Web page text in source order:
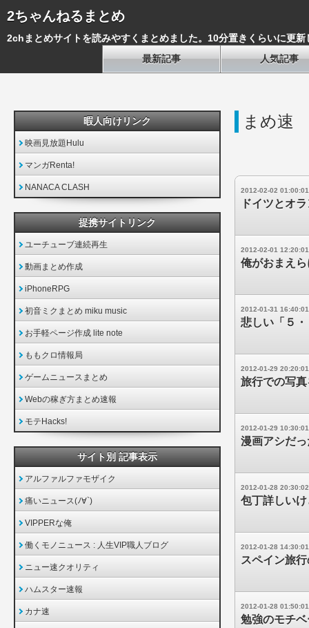
2ちゃんねるまとめ
2chまとめサイトを読みやすくまとめました。10分置きくらいに更新
最新記事
人気記事
まめ速
2012-02-02 01:00:01
ドイツとオ
2012-02-01 12:20:01
俺がおまえ
2012-01-31 16:40:01
悲しい「５
2012-01-29 20:20:01
旅行での写
2012-01-29 10:30:01
漫画アシだ
2012-01-28 20:30:02
包丁詳しい
2012-01-28 14:30:01
スペイン旅
2012-01-28 01:50:01
勉強のモチ
暇人向けリンク
映画見放題Hulu
マンガRenta!
NANACA CLASH
提携サイトリンク
ユーチューブ連続再生
動画まとめ作成
iPhoneRPG
初音ミクまとめ miku music
お手軽ページ作成 lite note
ももクロ情報局
ゲームニュースまとめ
Webの稼ぎ方まとめ速報
モテHacks!
サイト別 記事表示
アルファルファモザイク
痛いニュース(ﾉ∀`)
VIPPERな俺
働くモノニュース : 人生VIP職人ブログ
ニュー速クオリティ
ハムスター速報
カナ速